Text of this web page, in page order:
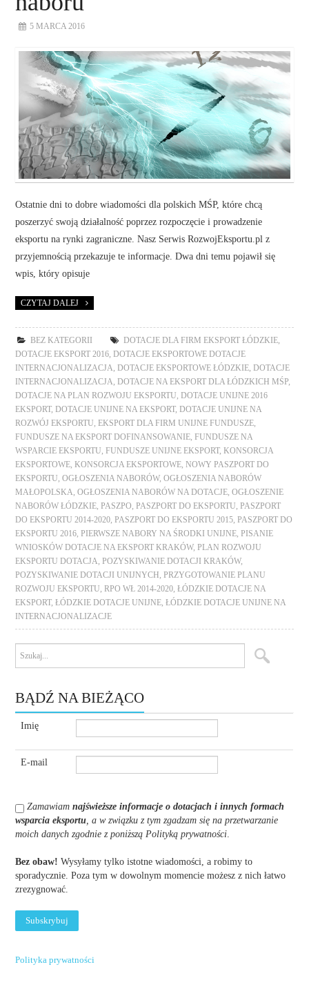
5 MARCA 2016
Ostatnie dni to dobre wiadomości dla polskich MŚP, które chcą
poszerzyć swoją działalność poprzez rozpoczęcie i prowadzenie
eksportu na rynki zagraniczne. Nasz Serwis RozwojEksportu.pl z
przyjemnością przekazuje te informacje. Dwa dni temu pojawił się
wpis, który opisuje
CZYTAJ DALEJ
BEZ KATEGORII DOTACJE DLA FIRM EKSPORT ŁÓDZKIE
DOTACJE EKSPORT 2016 ,DOTACJE EKSPORTOWE DOTACJE
INTERNACJONALIZACJA ,DOTACJE EKSPORTOWE ŁÓDZKIE ,DOTACJE
INTERNACJONALIZACJA ,DOTACJE NA EKSPORT DLA ŁÓDZKICH MŚP
DOTACJE NA PLAN ROZWOJU EKSPORTU ,DOTACJE UNIJNE 2016
EKSPORT,DOTACJE UNIJNE NA EKSPORT,DOTACJE UNIJNE NA
ROZWÓJ EKSPORTU ,EKSPORT DLA FIRM UNIJNE FUNDUSZE
FUNDUSZE NA EKSPORT DOFINANSOWANIE ,FUNDUSZE NA
WSPARCIE EKSPORTU ,FUNDUSZE UNIJNE EKSPORT,KONSORCJA
EKSPORTOWE ,KONSORCJA EKSPORTOWE ,NOWY PASZPORT DO
EKSPORTU ,OGŁOSZENIA NABORÓW,OGŁOSZENIA NABORÓW
MAŁOPOLSKA ,OGŁOSZENIA NABORÓW NA DOTACJE ,OGŁOSZENIE
NABORÓW ŁÓDZKIE ,PASZPO ,PASZPORT DO EKSPORTU ,PASZPORT
DO EKSPORTU 2014-2020 ,PASZPORT DO EKSPORTU 2015 ,PASZPORT DO
EKSPORTU 2016 ,PIERWSZE NABORY NA ŚRODKI UNIJNE ,PISANIE
WNIOSKÓW DOTACJE NA EKSPORT KRAKÓW,PLAN ROZWOJU
EKSPORTU DOTACJA ,POZYSKIWANIE DOTACJI KRAKÓW,
POZYSKIWANIE DOTACJI UNIJNYCH ,PRZYGOTOWANIE PLANU
ROZWOJU EKSPORTU ,RPO WŁ 2014-2020 ,ŁÓDZKIE DOTACJE NA
EKSPORT,ŁÓDZKIE DOTACJE UNIJNE ,ŁÓDZKIE DOTACJE UNIJNE NA
INTERNACJONALIZACJE
BĄDŹ NA BIEŻĄCO
Imię
E-mail
Zamawiamnajświeższe informacje o dotacjach i innych formach
wsparcia eksportu , a w związku z tym zgadzam się na przetwarzanie
moich danych zgodnie z poniższą Polityką prywatności
Bez obaw! Wysyłamy tylko istotne wiadomości, a robimy to
sporadycznie. Poza tym w dowolnym momencie możesz z nich łatwo
zrezygnować.
Polityka prywatności